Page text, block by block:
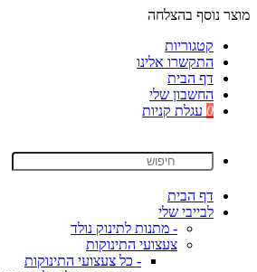
מוצר נוסף בהצלחה
קטגוריות
התקשרו אלינו
דף הבית
החשבון שלי
0 עגלת קניות
דף הבית
לבייבי שלי
- מתנות לתינוק נולד
צעצועי התינוקות
- כל צעצועי התינוקות